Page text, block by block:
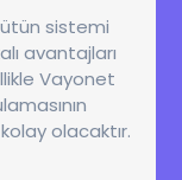
sistemi
avantajları
Vayonet
olacaktır.